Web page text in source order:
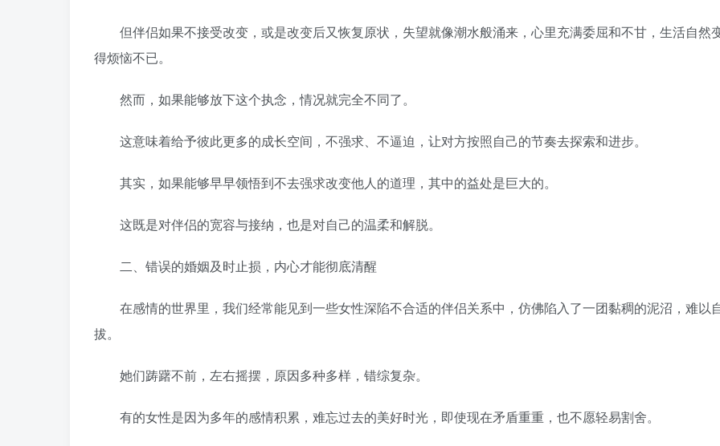
但伴侣如果不接受改变，或是改变后又恢复原状，失望就像潮水般涌来，心里充满委屈和不甘，生活自然
得烦恼不已。
然而，如果能够放下这个执念，情况就完全不同了。
这意味着给予彼此更多的成长空间，不强求、不逼迫，让对方按照自己的节奏去探索和进步。
其实，如果能够早早领悟到不去强求改变他人的道理，其中的益处是巨大的。
这既是对伴侣的宽容与接纳，也是对自己的温柔和解脱。
二、错误的婚姻及时止损，内心才能彻底清醒
在感情的世界里，我们经常能见到一些女性深陷不合适的伴侣关系中，仿佛陷入了一团黏稠的泥沼，难以
拔。
她们踌躇不前，左右摇摆，原因多种多样，错综复杂。
有的女性是因为多年的感情积累，难忘过去的美好时光，即使现在矛盾重重，也不愿轻易割舍。